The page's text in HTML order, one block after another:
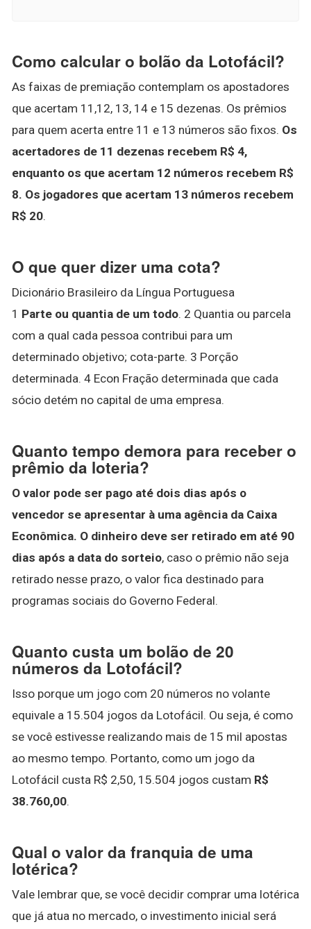
Como calcular o bolão da Lotofácil?
As faixas de premiação contemplam os apostadores
que acertam 11,12, 13, 14 e 15 dezenas. Os prêmios
para quem acerta entre 11 e 13 números são fixos. Os
acertadores de 11 dezenas recebem R$ 4,
enquanto os que acertam 12 números recebem R$
8. Os jogadores que acertam 13 números recebem
R$ 20.
O que quer dizer uma cota?
Dicionário Brasileiro da Língua Portuguesa
1 Parte ou quantia de um todo. 2 Quantia ou parcela
com a qual cada pessoa contribui para um
determinado objetivo; cota-parte. 3 Porção
determinada. 4 Econ Fração determinada que cada
sócio detém no capital de uma empresa.
Quanto tempo demora para receber o
prêmio da loteria?
O valor pode ser pago até dois dias após o
vencedor se apresentar à uma agência da Caixa
Econômica. O dinheiro deve ser retirado em até 90
dias após a data do sorteio, caso o prêmio não seja
retirado nesse prazo, o valor fica destinado para
programas sociais do Governo Federal.
Quanto custa um bolão de 20
números da Lotofácil?
Isso porque um jogo com 20 números no volante
equivale a 15.504 jogos da Lotofácil. Ou seja, é como
se você estivesse realizando mais de 15 mil apostas
ao mesmo tempo. Portanto, como um jogo da
Lotofácil custa R$ 2,50, 15.504 jogos custam R$
38.760,00.
Qual o valor da franquia de uma
lotérica?
Vale lembrar que, se você decidir comprar uma lotérica
que já atua no mercado, o investimento inicial será